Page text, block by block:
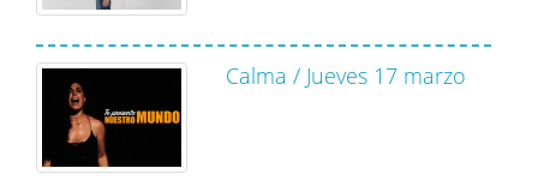
Calma / Jueves 17 marzo